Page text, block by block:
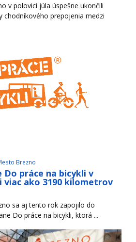
v polovici júla úspešne ukončili
chodníkového prepojenia medzi
Brezno
Do práce na bicykli v
viac ako 3190 kilometrov
sa aj tento rok zapojilo do
Do práce na bicykli, ktorá ...